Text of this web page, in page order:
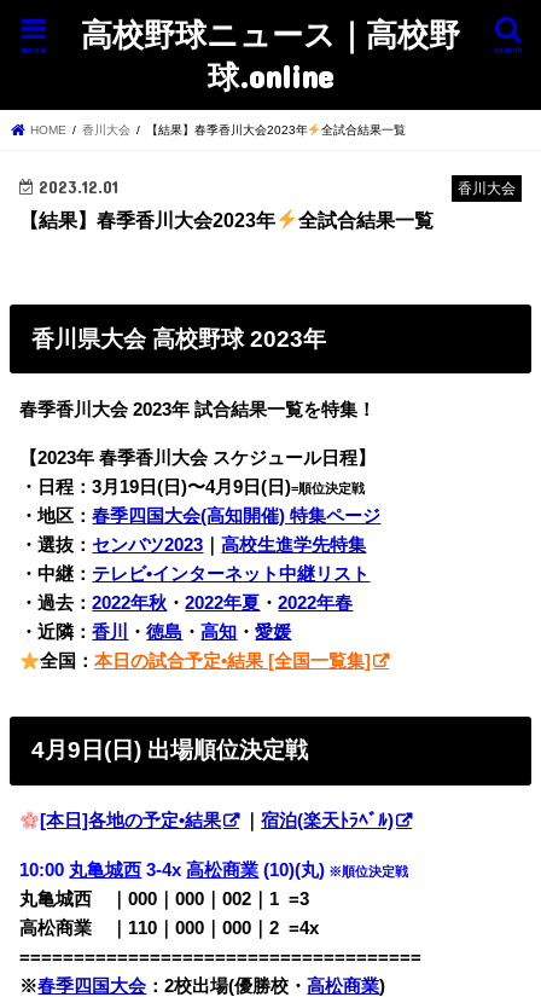
高校野球ニュース｜高校野
球.online
search
menu
HOME 香川大会 【結果】春季香川大会2023年 全試合結果一覧
香川大会
2023.12.01
【結果】春季香川大会2023年 全試合結果一覧
香川県大会 高校野球 2023年
春季香川大会 2023年 試合結果一覧を特集！
【2023年 春季香川大会 スケジュール日程】
・日程：3月19日(日)〜4月9日(日)=順位決定戦
・地区：春季四国大会(高知開催) 特集ページ
・選抜： センバツ2023 ｜高校生進学先特集
・中継： テレビ•インターネット中継リスト
・過去：2022年秋 ・2022年夏 ・2022年春
・近隣：香川 ・徳島 ・高知 ・愛媛
全国：本日の試合予定•結果 [全国一覧集]
4月9日(日) 出場順位決定戦
[本日]各地の予定•結果 ｜宿泊(楽天ﾄﾗﾍﾞﾙ)
10:00 丸亀城西 3-4x高松商業 (10)(丸) ※順位決定戦
丸亀城西 ｜000｜000｜002｜1 0=3
高松商業 ｜110｜000｜000｜2 0=4x
=====================================
※春季四国大会 ：2校出場(優勝校・高松商業)